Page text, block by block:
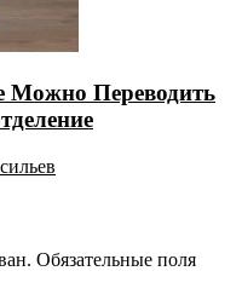
Можно Переводить
Обязательные поля